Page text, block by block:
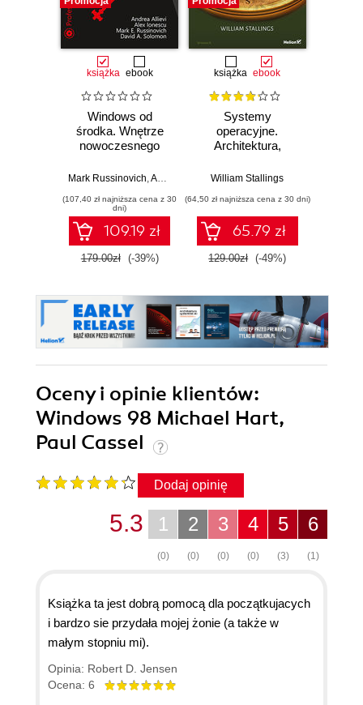
książka ebook
Windows od
środka. Wnętrze
nowoczesnego
wirtualizacja,
rozruch,
bezpieczeństwo i
dużo więcej.
Wydanie VII
Mark Russinovich Andrea Allievi ,Alex Ionescu,David Solomon
(107,40 zł najniższa cena z 30
dni)
109.19 zł
179.00zł (-39%)
książka ebook
Systemy
operacyjne.
Architektura,
projektowanie.
William Stallings
(64,50 zł najniższa cena z 30 dni)
65.79 zł
129.00zł (-49%)
Oceny i opinie klientów:
Windows 98 Michael Hart,
Paul Cassel
Dodaj opinię
6
(1)
5
(3)
4
(0)
3
(0)
2
(0)
1
(0)
5.3
Książka ta jest dobrą pomocą dla początkujacych
i bardzo sie przydała mojej żonie (a także w
małym stopniu mi).
Opinia: Robert D. Jensen
Ocena: 6